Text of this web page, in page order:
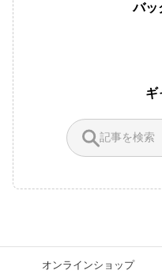
バッ
ギ
オンラインショップ